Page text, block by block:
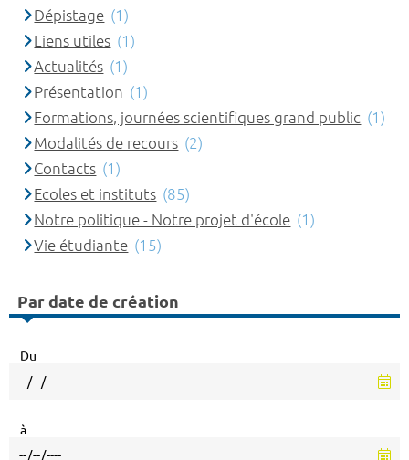
Dépistage (1)
Liens utiles (1)
Actualités (1)
Présentation (1)
Formations, journées scientifiques grand public (1)
Modalités de recours (2)
Contacts (1)
Ecoles et instituts (85)
Notre politique - Notre projet d'école (1)
Vie étudiante (15)
Par date de création
Du
à